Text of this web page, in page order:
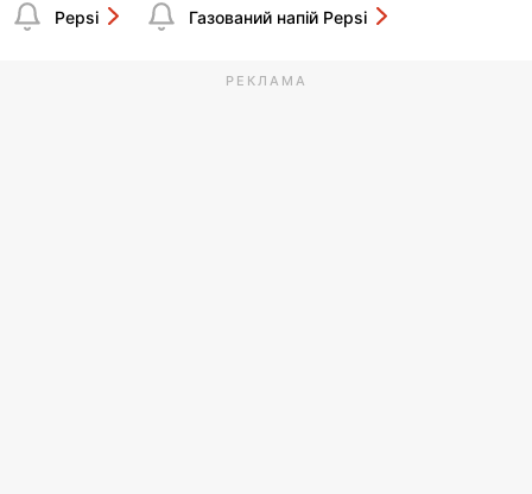
Pepsi Газований напій Pepsi
РЕКЛАМА